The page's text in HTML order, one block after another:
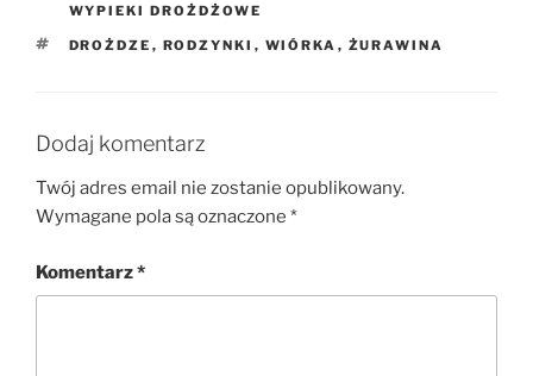
WYPIEKI DROŻDŻOWE
TAGI
DROŻDZE , RODZYNKI , WIÓRKA , ŻURAWINA
Dodaj komentarz
Twój adres email nie zostanie opublikowany.
Wymagane pola są oznaczone *
Komentarz*